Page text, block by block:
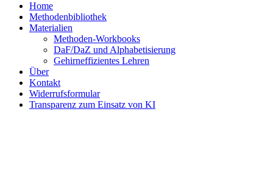
Home
Methodenbibliothek
Materialien
Methoden-Workbooks
DaF/DaZ und Alphabetisierung
Gehirneffizientes Lehren
Über
Kontakt
Widerrufsformular
Transparenz zum Einsatz von KI